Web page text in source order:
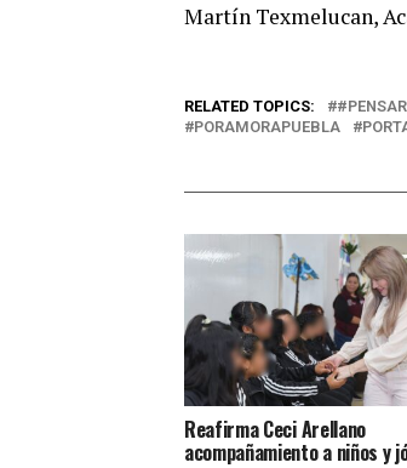
Martín Texmelucan,
RELATED TOPICS:
PORAMORAPUEBLA
Reafirma Ceci Arellano
acompañamiento a niños y